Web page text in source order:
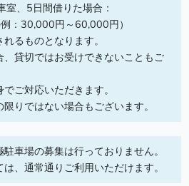
室、5日間借りた場合：
：30,000円～60,000円）
るものとなります。
貸切ではお受けできないこともご
ご対応いただきます。
りではない場合もございます。
車場の募集は行っておりません。
、通常通りご利用いただけます。